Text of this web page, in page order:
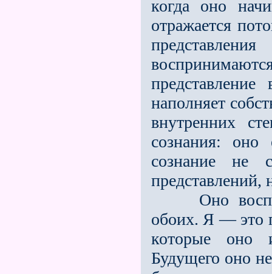
когда оно
отражается
наполняет
внутренних
сознания:
сознание не
представлений,
Оно
обоих. Я — это
которые оно
Будущего оно